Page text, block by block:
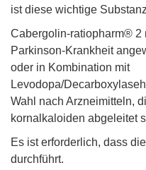
ist diese wichtige
Cabergolin-ratiopharm® 2
Parkinson-Krankheit
oder in Kombination mit
Levodopa/
Wahl nach Arzneimitteln,
kornalkaloiden abgeleitet
Es ist erforderlich, dass
durchführt.